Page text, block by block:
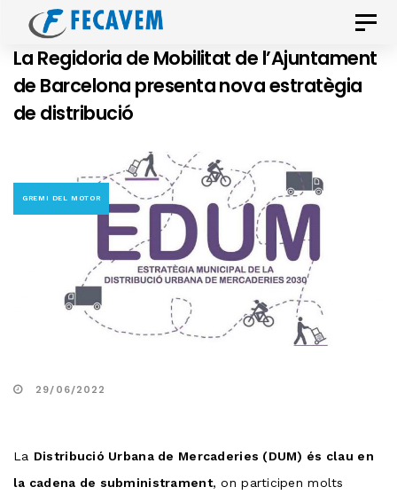
Skip
links
primary
navigation
Skip
Toggle
La Regidoria de Mobilitat de l’Ajuntament
de Barcelona presenta nova estratègia
de distribució
GREMI DEL MOTOR
29/06/2022
La Distribució Urbana de Mercaderies (DUM) és clau en
la cadena de subministrament, on participen molts